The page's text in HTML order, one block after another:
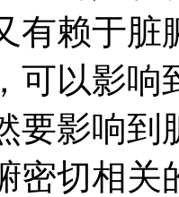
有赖于
可以影
要影响
密切相关